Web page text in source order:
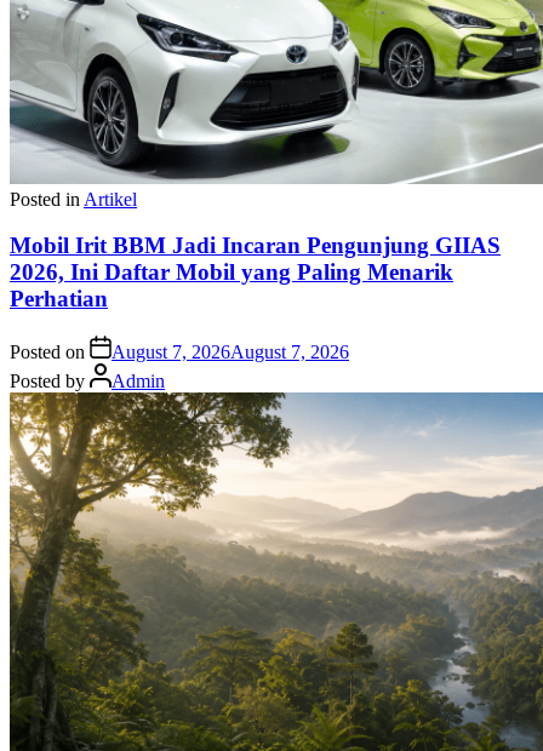
Posted in Artikel
Mobil Irit BBM Jadi Incaran Pengunjung GIIAS
2026, Ini Daftar Mobil yang Paling Menarik
Perhatian
Posted on August 7, 2026August 7, 2026
Posted by
Admin